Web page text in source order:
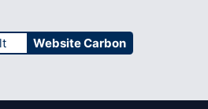
Website Carbon